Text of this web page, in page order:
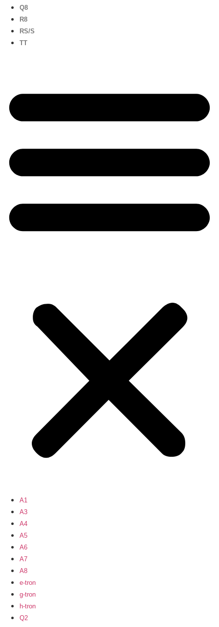
Q8
R8
RS/S
TT
A1
A3
A4
A5
A6
A7
A8
e-tron
g-tron
h-tron
Q2